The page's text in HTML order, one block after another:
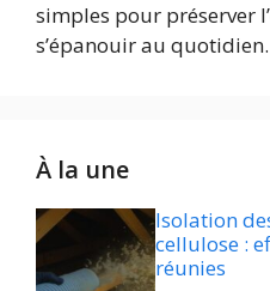
simples pour préserver
s’épanouir au quotidien.
À la une
Isolation
cellulose :
réunies